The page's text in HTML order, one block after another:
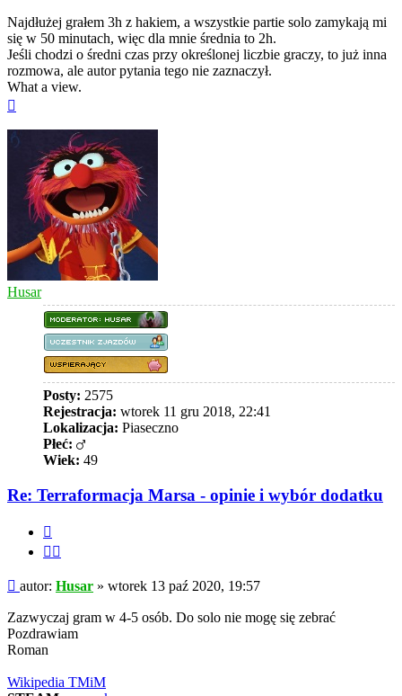
Najdłużej grałem 3h z hakiem, a wszystkie partie solo zamykają mi
się w 50 minutach, więc dla mnie średnia to 2h.
Jeśli chodzi o średni czas przy określonej liczbie graczy, to już inna
rozmowa, ale autor pytania tego nie zaznaczył.
What a view.
Husar
Posty: 2575
Rejestracja: wtorek 11 gru 2018, 22:41
Lokalizacja: Piaseczno
Płeć:
Wiek: 49
Re: Terraformacja Marsa - opinie i wybór dodatku
Post
autor: Husar » wtorek 13 paź 2020, 19:57
Zazwyczaj gram w 4-5 osób. Do solo nie mogę się zebrać
Pozdrawiam
Roman
Wikipedia TMiM